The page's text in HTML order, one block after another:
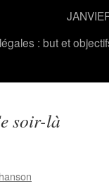
: but et
soir-là